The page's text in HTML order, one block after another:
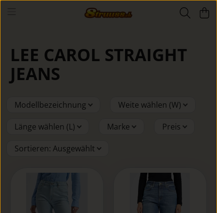
LEE CAROL STRAIGHT
JEANS
Modellbezeichnung Weite wählen (W)
Länge wählen (L) Marke Preis
Sortieren: Ausgewählt